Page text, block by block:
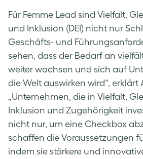
Für Femme Lead sind Vielfalt,
und Inklusion (DEI) nicht nur
Geschäfts- und
sehen, dass der Bedarf an
weiter wachsen und sich auf
die Welt auswirken wird“, erklärt
„Unternehmen, die in Vielfalt,
Inklusion und Zugehörigkeit
nicht nur, um eine Checkbox
schaffen die Voraussetzungen
indem sie stärkere und